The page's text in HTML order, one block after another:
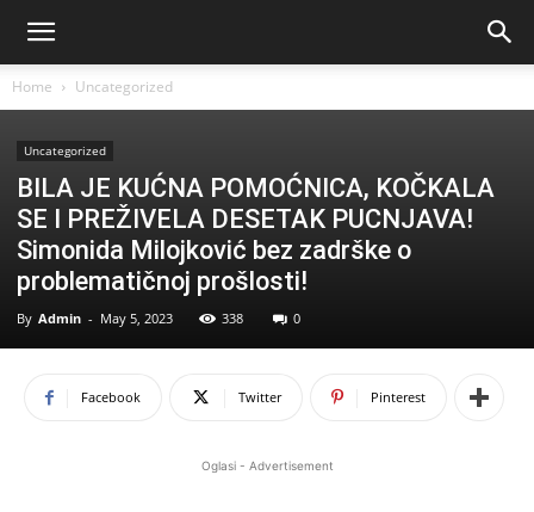
Home Uncategorized
Uncategorized
BILA JE KUĆNA POMOĆNICA, KOČKALA
SE I PREŽIVELA DESETAK PUCNJAVA!
Simonida Milojković bez zadrške o
problematičnoj prošlosti!
By Admin - May 5, 2023 338 0
Facebook Twitter Pinterest
Oglasi - Advertisement